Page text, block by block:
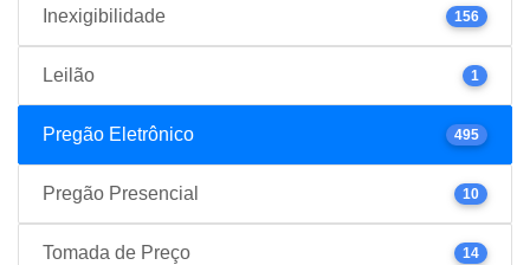
Inexigibilidade 156
Leilão 1
Pregão Eletrônico 495
Pregão Presencial 10
Tomada de Preço 14